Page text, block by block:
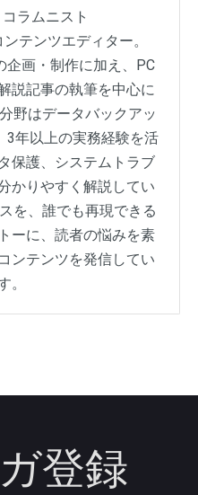
コラムニスト
テンツエディター。
企画・制作に加え、PC
説記事の執筆を中心に
野はデータバックアッ
3年以上の実務経験を活
保護、システムトラブ
かりやすく解説してい
を、誰でも再現できる
ーに、読者の悩みを素
ンテンツを発信してい
。
登録